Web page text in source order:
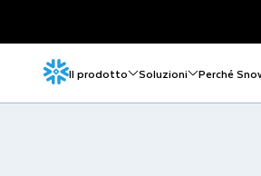
Il prodotto Soluzioni Perché